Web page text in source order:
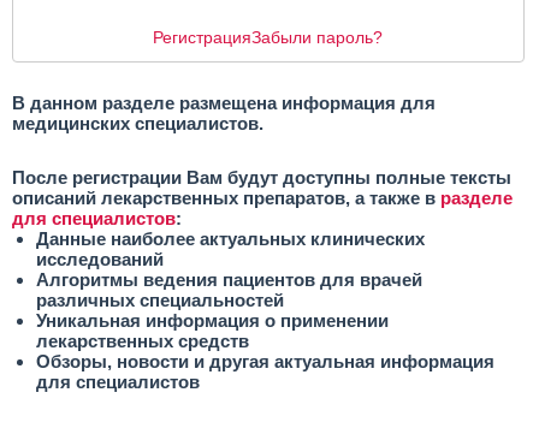
РегистрацияЗабыли пароль?
В данном разделе размещена информация для
медицинских специалистов.
После регистрации Вам будут доступны полные тексты
описаний лекарственных препаратов, а также в разделе
для специалистов:
Данные наиболее актуальных клинических
исследований
Алгоритмы ведения пациентов для врачей
различных специальностей
Уникальная информация о применении
лекарственных средств
Обзоры, новости и другая актуальная информация
для специалистов